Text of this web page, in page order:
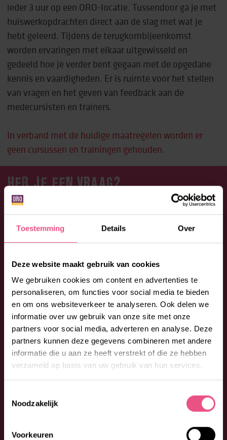
Toestemming Details Over
Deze website maakt gebruik van cookies
We gebruiken cookies om content en advertenties te
personaliseren, om functies voor social media te bieden
en om ons websiteverkeer te analyseren. Ook delen we
informatie over uw gebruik van onze site met onze
partners voor social media, adverteren en analyse. Deze
partners kunnen deze gegevens combineren met andere
informatie die u aan ze heeft verstrekt of die ze hebben
verzameld op basis van uw gebruik van hun services.
Noodzakelijk
Voorkeuren
ieder 3 uur op een ORO-locatie. Tussendoor ga je met
huiswerkopdrachten direct aan de slag met wat je
hebt geleerd. Tijdens de terugkombijeenkomst
worden ervaringen met elkaar uitgewisseld en
gedeeld hoe je verder bent gegaan met de opgedane
kennis en vaardigheden. Er is ruimte voor het stellen
van vragen en het geven van feedback aan de
medecursisten en trainers.
In verband met de huidige maatregelen worden er
geen cursussen en trainingen gehouden.
HEB JE EEN VRAAG?
Aarzel niet en neem contact op met ORO. Bel:0492 -
begeleiden je graag bij jouw vragen en wensen.